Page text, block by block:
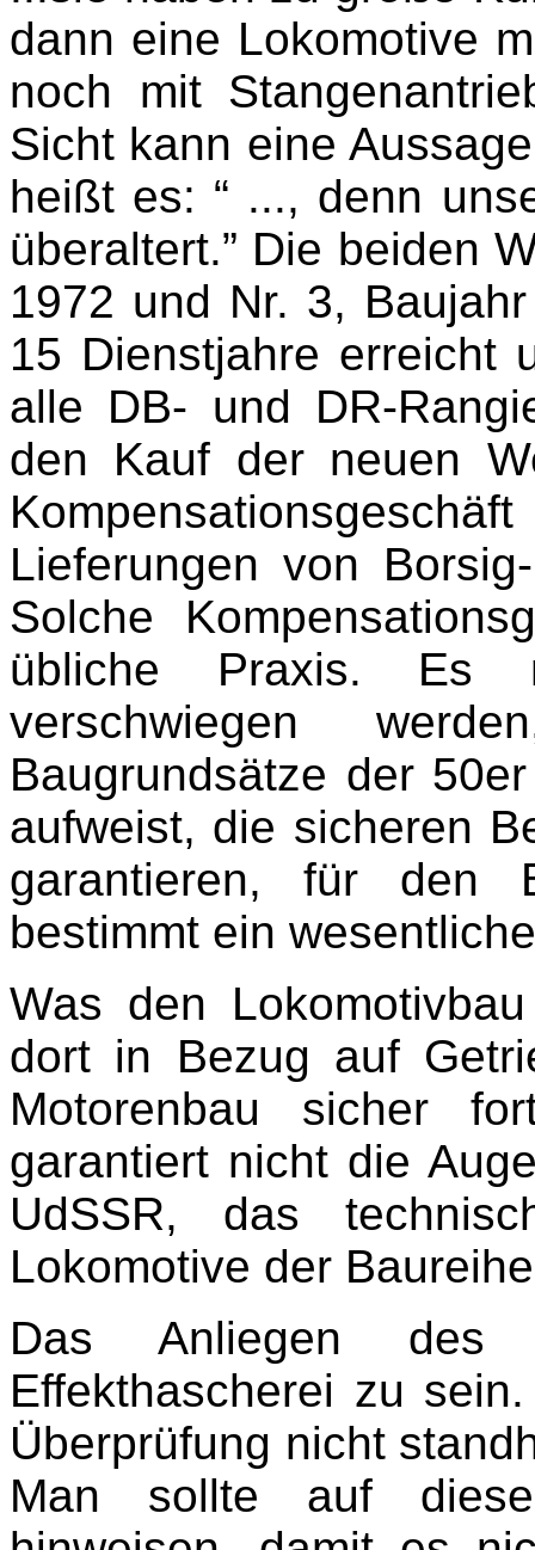
dann eine Lokomotive
noch mit
Sicht kann eine
heißt es: “ ..., denn
überaltert.” Die beiden
1972 und Nr. 3,
15 Dienstjahre erreicht
alle DB- und DR-
den Kauf der neuen
Lieferungen von
Solche
übliche Praxis. Es
verschwiegen
Baugrundsätze der
aufweist, die sicheren
garantieren, für den
bestimmt ein
Was den
dort in Bezug auf
Motorenbau sicher
garantiert nicht die
UdSSR, das
Lokomotive der
Das Anliegen des
Effekthascherei zu
Überprüfung nicht
Man sollte auf